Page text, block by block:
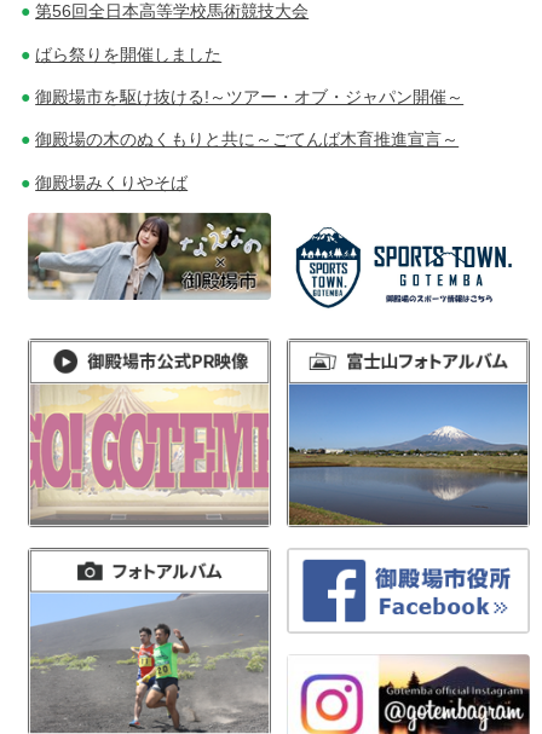
第56回全日本高等学校馬術競技大会
ばら祭りを開催しました
御殿場市を駆け抜ける!～ツアー・オブ・ジャパン開催～
御殿場の木のぬくもりと共に～ごてんば木育推進宣言～
御殿場みくりやそば